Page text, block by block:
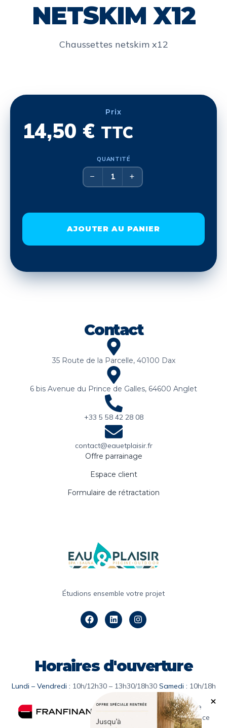
NETSKIM X12
Chaussettes netskim x12
Prix
14,50 € TTC
QUANTITÉ
− +
AJOUTER AU PANIER
Contact
35 Route de la Parcelle, 40100 Dax
6 bis Avenue du Prince de Galles, 64600 Anglet
+33 5 58 42 28 08
contact@eauetplaisir.fr
Offre parrainage
Espace client
Formulaire de rétractation
Étudions ensemble votre projet
Horaires d'ouverture
Lundi – Vendredi : 10h/12h30 – 13h30/18h30 Samedi : 10h/18h
Solution de facilité de
paiement avec Franfinance